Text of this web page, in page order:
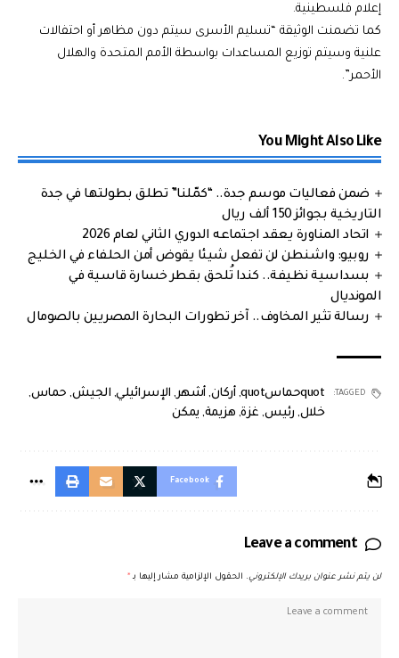
إعلام فلسطينية.
كما تضمنت الوثيقة “تسليم الأسرى سيتم دون مظاهر أو احتفالات
علنية وسيتم توزيع المساعدات بواسطة الأمم المتحدة والهلال
الأحمر”.
You Might Also Like
ضمن فعاليات موسم جدة.. “كمّلنا” تطلق بطولتها في جدة
التاريخية بجوائز 150 ألف ريال
اتحاد المناورة يعقد اجتماعه الدوري الثاني لعام 2026
روبيو: واشنطن لن تفعل شيئا يقوض أمن الحلفاء في الخليج
بسداسية نظيفة.. كندا تُلحق بقطر خسارة قاسية في
المونديال
رسالة تثير المخاوف.. آخر تطورات البحارة المصريين بالصومال
TAGGED: quotحماسquot , أركان, أشهر , الإسرائيلي, الجيش, حماس,
خلال, رئيس, غزة, هزيمة, يمكن
Facebook
Leave a comment
لن يتم نشر عنوان بريدك الإلكتروني. الحقول الإلزامية مشار إليها بـ *